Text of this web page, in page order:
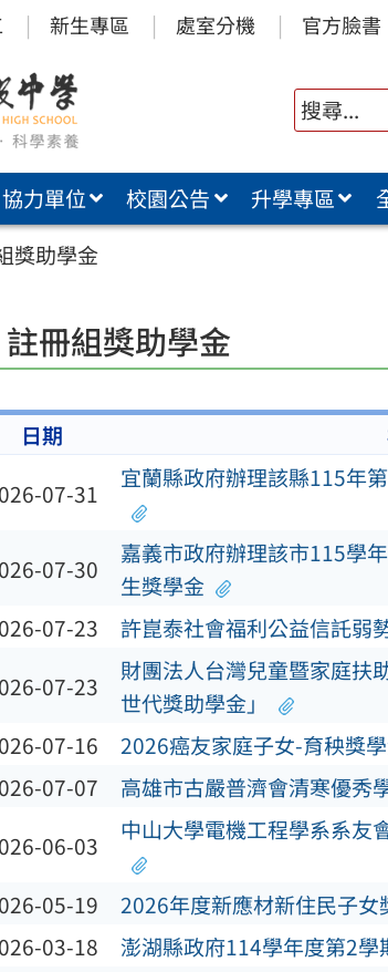
新生專區 處室分機 官方臉書
協力單位 校園公告 升學專區
獎助學金
註冊組獎助學金
日期
07-31
宜蘭縣政府辦理該縣115年
07-30
嘉義市政府辦理該市115學
生獎學金
07-23 許崑泰社會福利公益信託弱
07-23
財團法人台灣兒童暨家庭扶
世代獎助學金」
07-16 2026癌友家庭子女-育秧獎
07-07 高雄市古嚴普濟會清寒優秀
06-03
中山大學電機工程學系系友
05-19 2026年度新應材新住民子女
03-18 澎湖縣政府114學年度第2